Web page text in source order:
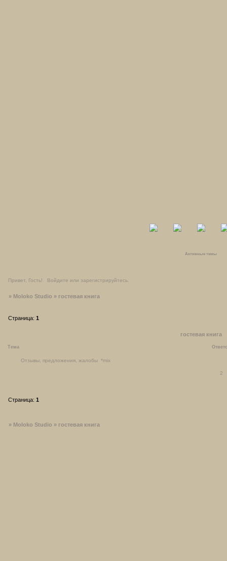
Активные темы
Привет, Гость! Войдите или зарегистрируйтесь.
» Moloko Studio » гостевая книга
гостевая книга
Страница:1
Тема
Отзывы, предложения, жалобы *mix
2
Страница:1
» Moloko Studio » гостевая книга